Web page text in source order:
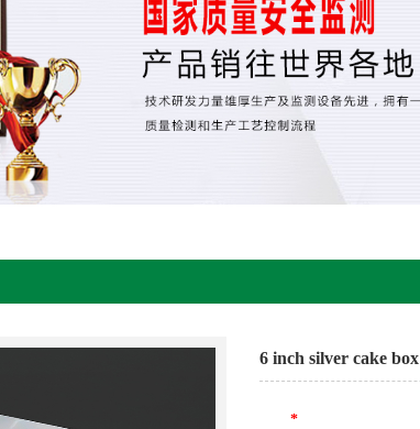
6 inch silver cake box
*